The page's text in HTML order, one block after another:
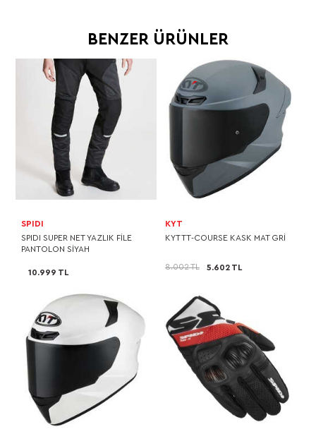
BENZER ÜRÜNLER
SPIDI
SPIDI SUPER NET YAZLIK FİLE
PANTOLON SİYAH
10.999 TL
KYT
KYT TT-COURSE KASK MAT GRİ
8.002 TL 5.602 TL